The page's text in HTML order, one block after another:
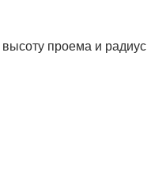
проема и радиус